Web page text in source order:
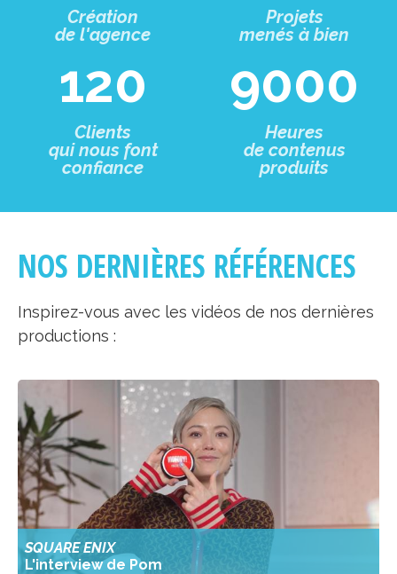
Création
de l'agence
Projets
menés à bien
120
Clients
qui nous font
confiance
9000
Heures
de contenus
produits
NOS DERNIÈRES RÉFÉRENCES
Inspirez-vous avec les vidéos de nos dernières
productions :
SQUARE ENIX
L'interview de Pom